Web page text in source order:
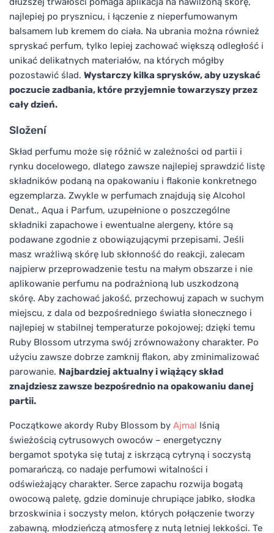
najlepiej po prysznicu, i łączenie z nieperfumowanym
balsamem lub kremem do ciała. Na ubrania można również
spryskać perfum, tylko lepiej zachować większą odległość i
unikać delikatnych materiałów, na których mógłby
pozostawić ślad. Wystarczy kilka sprysków, aby uzyskać
poczucie zadbania, które przyjemnie towarzyszy przez
cały dzień.
Složení
Skład perfumu może się różnić w zależności od partii i
rynku docelowego, dlatego zawsze najlepiej sprawdzić listę
składników podaną na opakowaniu i flakonie konkretnego
egzemplarza. Zwykle w perfumach znajdują się Alcohol
Denat., Aqua i Parfum, uzupełnione o poszczególne
składniki zapachowe i ewentualne alergeny, które są
podawane zgodnie z obowiązującymi przepisami. Jeśli
masz wrażliwą skórę lub skłonność do reakcji, zalecam
najpierw przeprowadzenie testu na małym obszarze i nie
aplikowanie perfumu na podrażnioną lub uszkodzoną
skórę. Aby zachować jakość, przechowuj zapach w suchym
miejscu, z dala od bezpośredniego światła słonecznego i
najlepiej w stabilnej temperaturze pokojowej; dzięki temu
Ruby Blossom utrzyma swój zrównoważony charakter. Po
użyciu zawsze dobrze zamknij flakon, aby zminimalizować
parowanie. Najbardziej aktualny i wiążący skład
znajdziesz zawsze bezpośrednio na opakowaniu danej
partii.
Początkowe akordy Ruby Blossom by Ajmal lśnią
świeżością cytrusowych owoców – energetyczny
bergamot spotyka się tutaj z iskrzącą cytryną i soczystą
pomarańczą, co nadaje perfumowi witalności i
odświeżający charakter. Serce zapachu rozwija bogatą
owocową paletę, gdzie dominuje chrupiące jabłko, słodka
brzoskwinia i soczysty melon, których połączenie tworzy
zabawną, młodzieńczą atmosferę z nutą letniej lekkości. Te